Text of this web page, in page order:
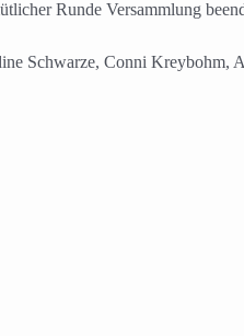
Runde Versammlung
Schwarze, Conni Kreybohm,